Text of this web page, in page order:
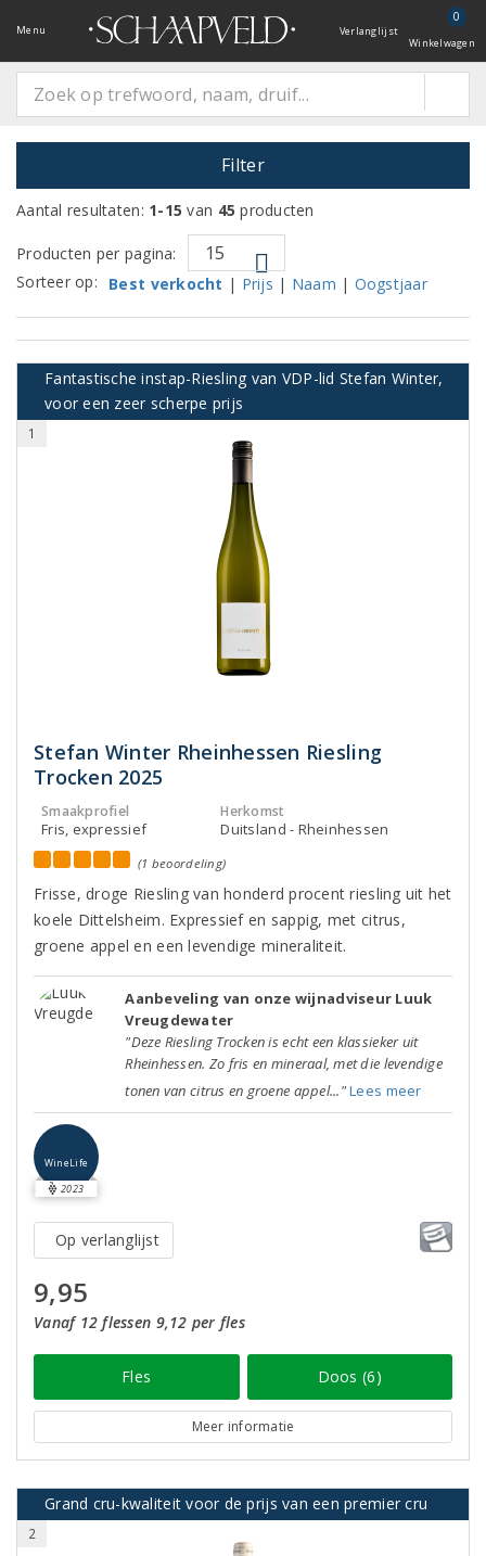
Menu Verlanglijst
0
Winkelwagen
Filter
Aantal resultaten: 1-15 van 45 producten
Producten per pagina:
Sorteer op:
Best verkocht | Prijs | Naam | Oogstjaar
Fantastische instap-Riesling van VDP-lid Stefan Winter,
voor een zeer scherpe prijs
1
Stefan Winter Rheinhessen Riesling
Trocken 2025
Smaakprofiel
Fris, expressief
Herkomst
Duitsland - Rheinhessen
(1 beoordeling)
Frisse, droge Riesling van honderd procent riesling uit het
koele Dittelsheim. Expressief en sappig, met citrus,
groene appel en een levendige mineraliteit.
Aanbeveling van onze wijnadviseur Luuk
Vreugdewater
"Deze Riesling Trocken is echt een klassieker uit
Rheinhessen. Zo fris en mineraal, met die levendige
tonen van citrus en groene appel..."Lees meer
WineLife
2023
Op verlanglijst
9,95
Vanaf 12 flessen 9,12 per fles
Fles Doos (6)
Meer informatie
Grand cru-kwaliteit voor de prijs van een premier cru
2